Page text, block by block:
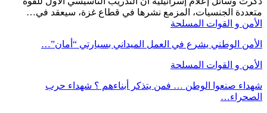
متعددة الجنسيات، المزمع نشرها في قطاع غزة، سيعقد في…
الأمن و القوات المسلحة
الأمن الوطني يشرع في العمل الميداني بسيارتي “أمان”…
الأمن و القوات المسلحة
شهداء صنعوا الوطن … فمن يتذكر أبناءهم ؟ شهداء حرب
الصحراء…